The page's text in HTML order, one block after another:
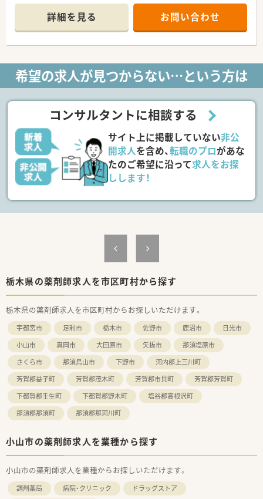
頑張り次第で高給与も可能！
■経験や勤務コースによりますが、経験の少ない方でも500万前
半スタートと業界TOP水準！
■職種や職域に合わせ、豊富な社内研修や外部組織と連携した研
■薬剤師が中心の会社だからこそ活躍できるキャリアパスが多
種多様に用意されています。
■店舗拡大に伴い、エリアマネジャーや営業部長等のマネジメン
とも可能です。
■その他にも、管理部門や商品部門等の本社スタッフなど活動領
域は多種多様です。
■在宅実施店舗は年々増加しており、在宅医療へもしっかりと関
わる事ができます。
■育児休暇は3歳まで取得が可能で、時短制度は小学5年生まで
時短勤務ができるよう変更予定です。
■日用品から常備薬まで、従業員割引制度など嬉しいメリットも
たくさんあります！
詳細を見る お問い合わせ
希望の求人が見つからない…という方は
コンサルタントに相談する
サイト上に掲載していない非公
開求人を含め、転職のプロがあな
たのご希望に沿って求人をお探
しします！
栃木県の薬剤師求人を市区町村から探す
栃木県の薬剤師求人を市区町村からお探しいただけます。
宇都宮市 足利市 栃木市 佐野市 鹿沼市
日光市
小山市
真岡市 大田原市 矢板市
那須塩原市
さくら市
那須烏山市 下野市
河内郡上三川町
芳賀郡益子町
芳賀郡茂木町 芳賀郡市貝町
芳賀郡芳賀町
下都賀郡壬生町
下都賀郡野木町
塩谷郡高根沢町
那須郡那須町
那須郡那珂川町
小山市の薬剤師求人を業種から探す
小山市の薬剤師求人を業種からお探しいただけます。
調剤薬局 病院・クリニック
ドラッグストア